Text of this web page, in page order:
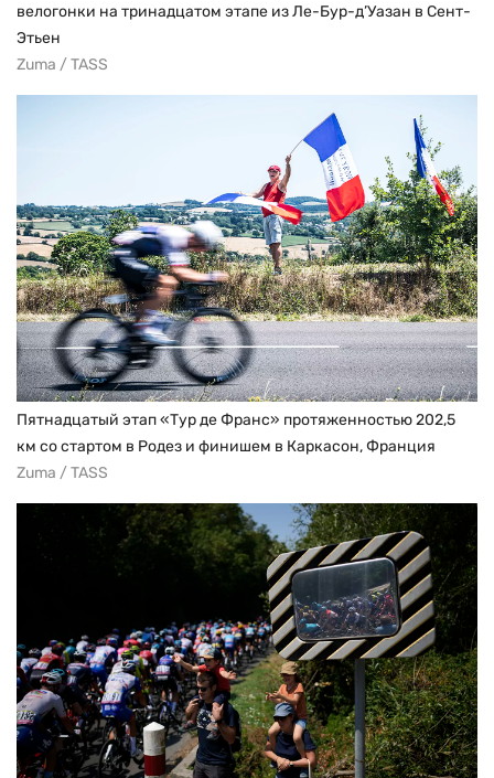
велогонки на тринадцатом этапе из Ле-Бур-д’Уазан в Сент-
Этьен
Zuma / TASS
Пятнадцатый этап «Тур де Франс» протяженностью 202,5
км со стартом в Родез и финишем в Каркасон, Франция
Zuma / TASS